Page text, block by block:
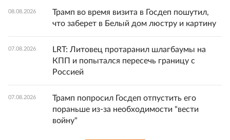
08.08.2026
Трамп во время визита в Госдеп пошутил,
что заберет в Белый дом люстру и картину
07.08.2026
LRT: Литовец протаранил шлагбаумы на
КПП и попытался пересечь границу с
Россией
07.08.2026
Трамп попросил Госдеп отпустить его
пораньше из-за необходимости "вести
войну"